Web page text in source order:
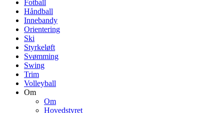
Fotball
Håndball
Innebandy
Orientering
Ski
Styrkeløft
Svømming
Swing
Trim
Volleyball
Om
Om
Hovedstyret